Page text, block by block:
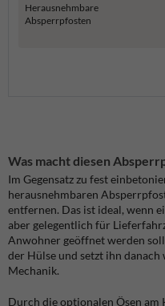
Herausnehmbare
Absperrpfosten
Was macht diesen
Im Gegensatz zu fest
herausnehmbaren
entfernen. Das ist ideal, wenn
aber gelegentlich für
Anwohner geöffnet werden
der Hülse und setzt ihn
Mechanik.
Durch die optionalen Ösen am